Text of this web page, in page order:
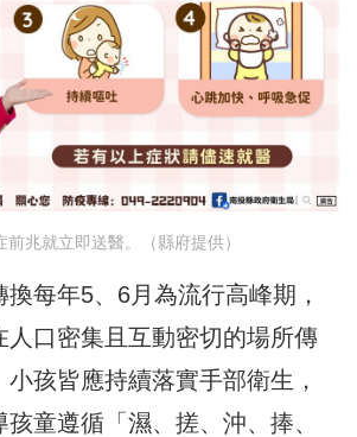
前兆就立即送醫。（縣府提供）
每年5、6月為流行高峰期，
人口密集且互動密切的場所傳
孩皆應持續落實手部衛生，
童遵循「濕、搓、沖、捧、